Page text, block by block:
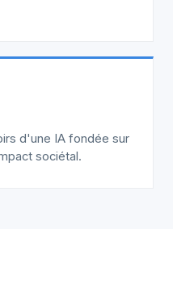
d'une IA fondée sur
sociétal.